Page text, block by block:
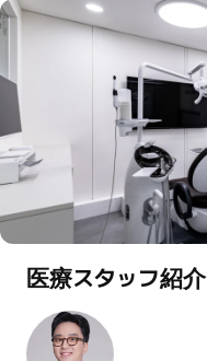
医療スタッフ紹介